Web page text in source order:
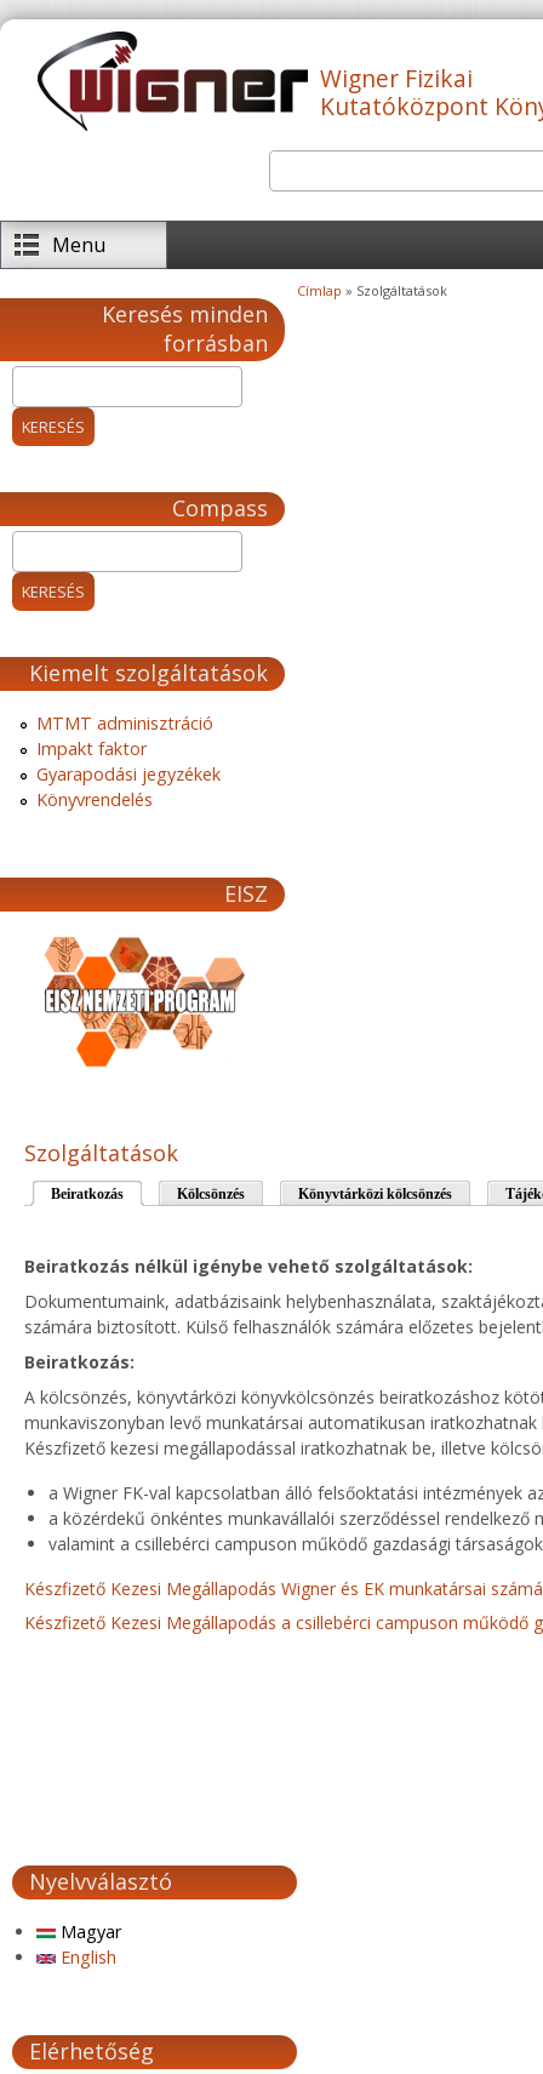
Ugrás a tartalomra
Wigner Fizikai
Kutatóközpont
Keresés űrlap
Menu
Keresés minden
forrásban
Compass
Kiemelt szolgáltatások
MTMT adminisztráció
Impakt faktor
Gyarapodási jegyzékek
Könyvrendelés
EISZ
Jelenlegi hely
Címlap » Szolgáltatások
Szolgáltatások
Beiratkozás (aktív fül)Kölcsönzés Könyvtárközi kölcsönzés
Beiratkozás nélkül igénybe vehető szolgáltatások:
Dokumentumaink, adatbázisaink helybenhasználata,
számára biztosított. Külső felhasználók számára előzetes
Beiratkozás:
A kölcsönzés, könyvtárközi könyvkölcsönzés beiratkozáshoz
munkaviszonyban levő munkatársai automatikusan
Készfizető kezesi megállapodással iratkozhatnak be, illetve
a Wigner FK-val kapcsolatban álló felsőoktatási intézmények
a közérdekű önkéntes munkavállalói szerződéssel rendelkező
valamint a csillebérci campuson működő gazdasági
Készfizető Kezesi Megállapodás Wigner és EK munkatársai
Készfizető Kezesi Megállapodás a csillebérci campuson működő
Nyelvválasztó
Magyar
English
Elérhetőség